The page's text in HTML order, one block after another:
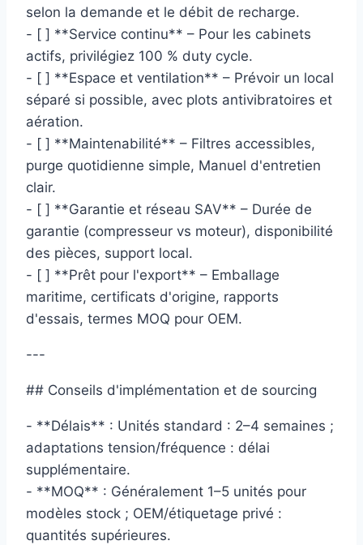
selon la demande et le débit de recharge.
- [ ] **Service continu** – Pour les cabinets
actifs, privilégiez 100 % duty cycle.
- [ ] **Espace et ventilation** – Prévoir un local
séparé si possible, avec plots antivibratoires et
aération.
- [ ] **Maintenabilité** – Filtres accessibles,
purge quotidienne simple, Manuel d'entretien
clair.
- [ ] **Garantie et réseau SAV** – Durée de
garantie (compresseur vs moteur), disponibilité
des pièces, support local.
- [ ] **Prêt pour l'export** – Emballage
maritime, certificats d'origine, rapports
d'essais, termes MOQ pour OEM.
---
## Conseils d'implémentation et de sourcing
- **Délais** : Unités standard : 2–4 semaines ;
adaptations tension/fréquence : délai
supplémentaire.
- **MOQ** : Généralement 1–5 unités pour
modèles stock ; OEM/étiquetage privé :
quantités supérieures.